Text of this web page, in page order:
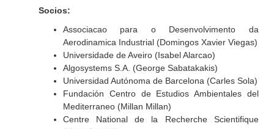
Socios:
Associacao para o Desenvolvimento da
Aerodinamica Industrial (Domingos Xavier Viegas)
Universidade de Aveiro (Isabel Alarcao)
Algosystems S.A. (George Sabatakakis)
Universidad Autónoma de Barcelona (Carles Sola)
Fundación Centro de Estudios Ambientales del
Mediterraneo (Millan Millan)
Centre National de la Recherche Scientifique